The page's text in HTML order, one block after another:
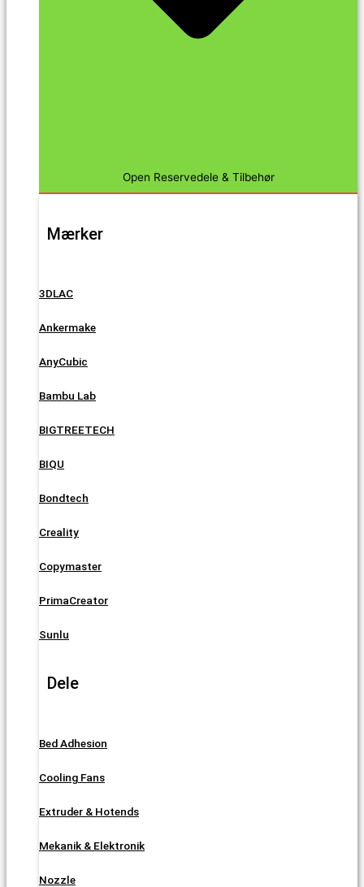
Open Reservedele & Tilbehør
Mærker
3DLAC
Ankermake
AnyCubic
Bambu Lab
BIGTREETECH
BIQU
Bondtech
Creality
Copymaster
PrimaCreator
Sunlu
Dele
Bed Adhesion
Cooling Fans
Extruder & Hotends
Mekanik & Elektronik
Nozzle